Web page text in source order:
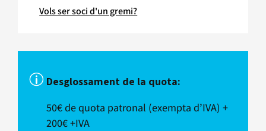
Vols ser soci d'un gremi?
p Desglossament de la quota:
50€ de quota patronal (exempta d’IVA) +
200€ +IVA